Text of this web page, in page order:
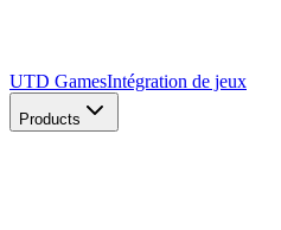
UTD GamesIntégration de jeux
Products